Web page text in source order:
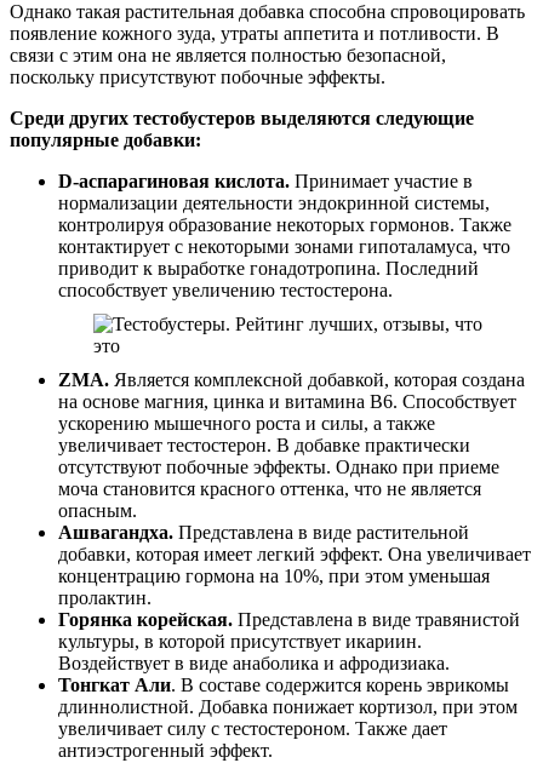
Однако такая растительная добавка способна спровоцировать
появление кожного зуда, утраты аппетита и потливости. В
связи с этим она не является полностью безопасной,
поскольку присутствуют побочные эффекты.
Среди других тестобустеров выделяются следующие
популярные добавки:
D-аспарагиновая кислота. Принимает участие в
нормализации деятельности эндокринной системы,
контролируя образование некоторых гормонов. Также
контактирует с некоторыми зонами гипоталамуса, что
приводит к выработке гонадотропина. Последний
способствует увеличению тестостерона.
ZMA. Является комплексной добавкой, которая создана
на основе магния, цинка и витамина B6. Способствует
ускорению мышечного роста и силы, а также
увеличивает тестостерон. В добавке практически
отсутствуют побочные эффекты. Однако при приеме
моча становится красного оттенка, что не является
опасным.
Ашвагандха. Представлена в виде растительной
добавки, которая имеет легкий эффект. Она увеличивает
концентрацию гормона на 10%, при этом уменьшая
пролактин.
Горянка корейская. Представлена в виде травянистой
культуры, в которой присутствует икариин.
Воздействует в виде анаболика и афродизиака.
Тонгкат Али. В составе содержится корень эврикомы
длиннолистной. Добавка понижает кортизол, при этом
увеличивает силу с тестостероном. Также дает
антиэстрогенный эффект.